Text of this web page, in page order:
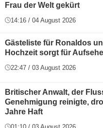
Frau der Welt gekürt
14:16 / 04 August 2026
Gästeliste für Ronaldos
Hochzeit sorgt für
22:47 / 03 August 2026
Britischer Anwalt, der
Genehmigung reinigte,
Jahre Haft